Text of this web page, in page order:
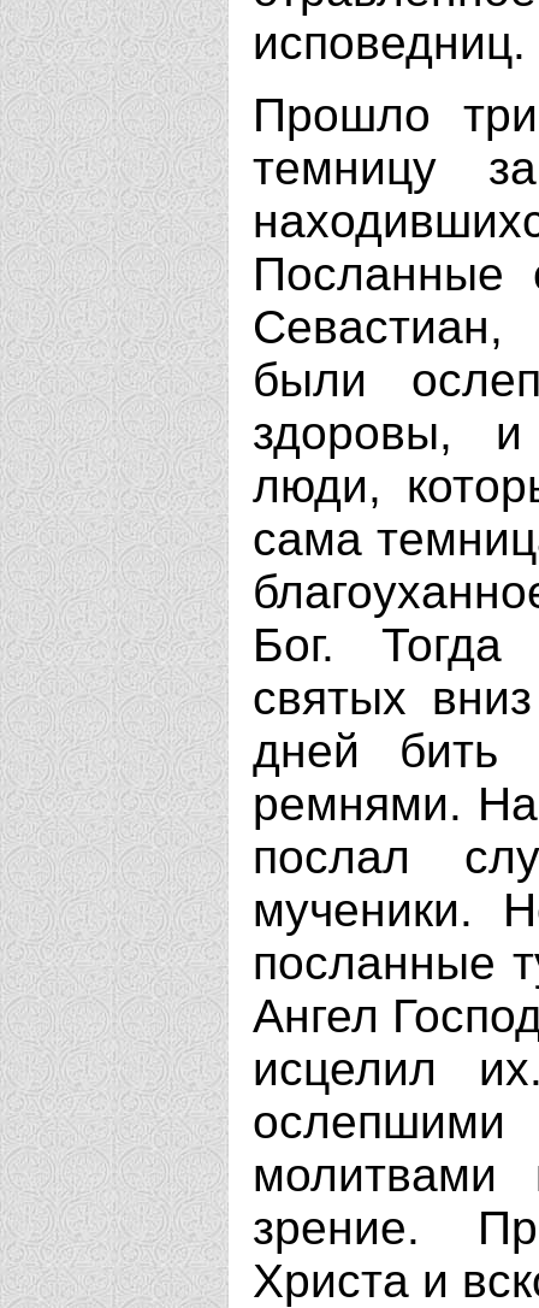
исповедниц.
Прошло
темницу
Посланные
были
здоровы,
люди,
сама
Бог. Тогда
святых
дней бить
ремнями.
послал
мученики.
посланные
Ангел
исцелил
молитвами
зрение.
Христа и